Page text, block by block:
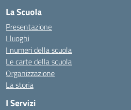
La Scuola
Presentazione
I luoghi
I numeri della scuola
Le carte della scuola
Organizzazione
La storia
I Servizi